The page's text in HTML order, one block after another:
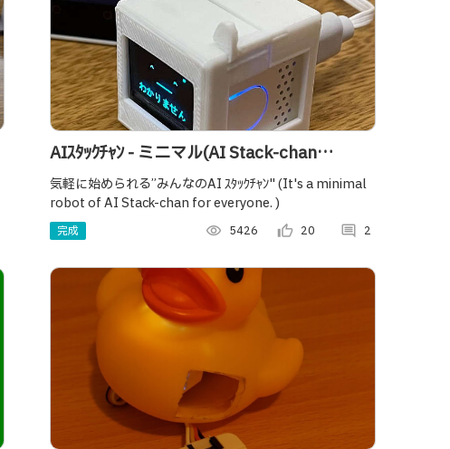
AIｽﾀｯｸﾁｬﾝ - ミニマル(AI Stack-chan
Minimal)
気軽に始められる”みんなのAI ｽﾀｯｸﾁｬﾝ" (It's a minimal
robot of AI Stack-chan for everyone. )
完成 visibility 5426 thumb_up_alt 20 comment 2